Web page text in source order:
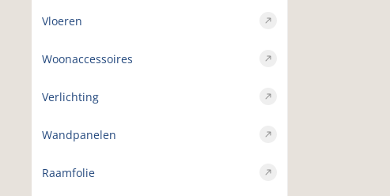
Vloeren
Woonaccessoires
Verlichting
Wandpanelen
Raamfolie